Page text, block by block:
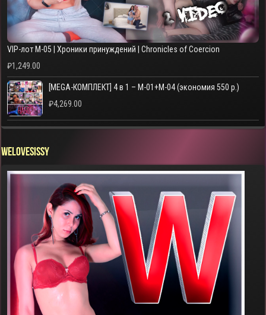
VIP-лот M-05 | Хроники принуждений | Chronicles of Coercion
₽1,249.00
[MEGA-КОМПЛЕКТ] 4 в 1 – M-01+M-04 (экономия 550 р.)
₽4,269.00
WELOVESISSY